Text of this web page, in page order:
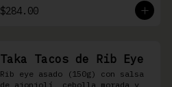
$284.00
Taka Tacos de Rib Eye
Rib eye asado (150g) con salsa
de ajonjolí, cebolla morada y